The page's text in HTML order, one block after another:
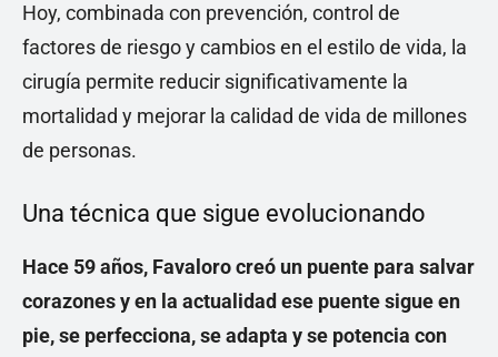
Hoy, combinada con prevención, control de
factores de riesgo y cambios en el estilo de vida, la
cirugía permite reducir significativamente la
mortalidad y mejorar la calidad de vida de millones
de personas.
Una técnica que sigue evolucionando
Hace 59 años, Favaloro creó un puente para salvar
corazones y en la actualidad ese puente sigue en
pie, se perfecciona, se adapta y se potencia con